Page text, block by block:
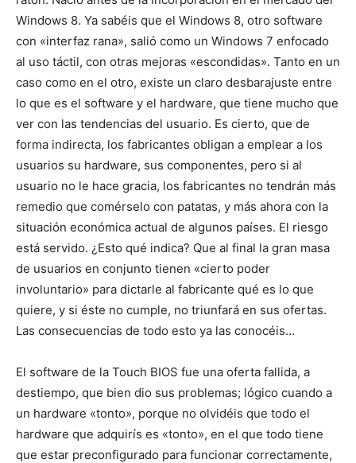
Windows 8. Ya sabéis que el Windows 8, otro software
con «interfaz rana», salió como un Windows 7 enfocado
al uso táctil, con otras mejoras «escondidas». Tanto en un
caso como en el otro, existe un claro desbarajuste entre
lo que es el software y el hardware, que tiene mucho que
ver con las tendencias del usuario. Es cierto, que de
forma indirecta, los fabricantes obligan a emplear a los
usuarios su hardware, sus componentes, pero si al
usuario no le hace gracia, los fabricantes no tendrán más
remedio que comérselo con patatas, y más ahora con la
situación económica actual de algunos países. El riesgo
está servido. ¿Esto qué indica? Que al final la gran masa
de usuarios en conjunto tienen «cierto poder
involuntario» para dictarle al fabricante qué es lo que
quiere, y si éste no cumple, no triunfará en sus ofertas.
Las consecuencias de todo esto ya las conocéis…
El software de la Touch BIOS fue una oferta fallida, a
destiempo, que bien dio sus problemas; lógico cuando a
un hardware «tonto», porque no olvidéis que todo el
hardware que adquirís es «tonto», en el que todo tiene
que estar preconfigurado para funcionar correctamente,